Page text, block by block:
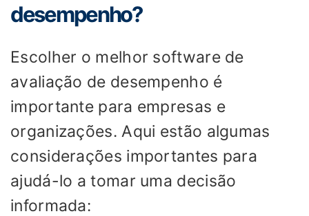
desempenho?
Escolher o melhor software de
avaliação de desempenho é
importante para empresas e
organizações. Aqui estão algumas
considerações importantes para
ajudá-lo a tomar uma decisão
informada: